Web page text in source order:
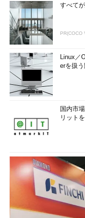
すべて
PR(COCO
Linux／
erを扱
国内市
リット